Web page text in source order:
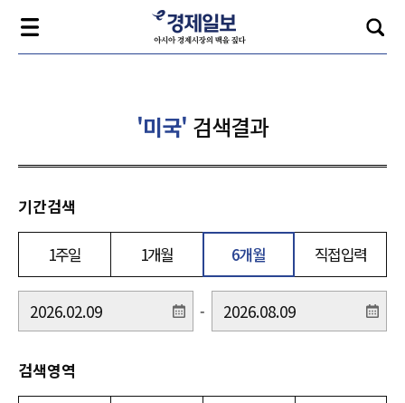
'미국' 검색결과
기간검색
1주일 1개월 6개월 직접입력
-
검색영역